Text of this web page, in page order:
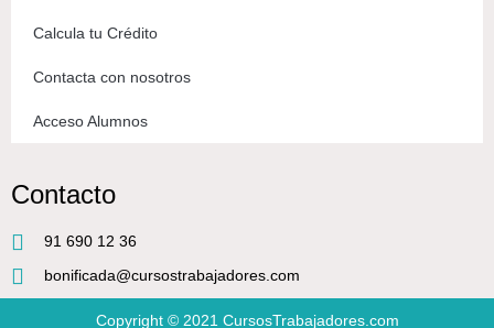
Calcula tu Crédito
Contacta con nosotros
Acceso Alumnos
Contacto
91 690 12 36
bonificada@cursostrabajadores.com
Copyright © 2021 CursosTrabajadores.com